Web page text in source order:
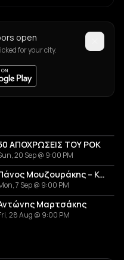
open
for your city.
ΑΠΟΧΡΩΣΕΙΣ ΤΟΥ ΡΟΚ
20 Sep @ 9:00 PM
Πάνος Μουζουράκης – Καλοκαιρινή Περιοδεία 2026
7 Sep @ 9:00 PM
Μαρτσάκης
28 Aug @ 9:00 PM